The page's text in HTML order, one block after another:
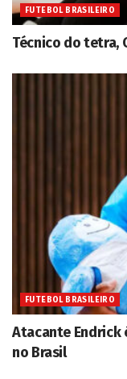
FUTEBOL BRASILEIRO
Técnico do tetra,
FUTEBOL BRASILEIRO
Atacante Endrick
no Brasil